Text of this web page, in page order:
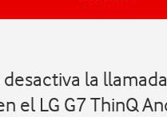
la
el LG G7 ThinQ